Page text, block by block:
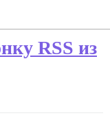
RSS из